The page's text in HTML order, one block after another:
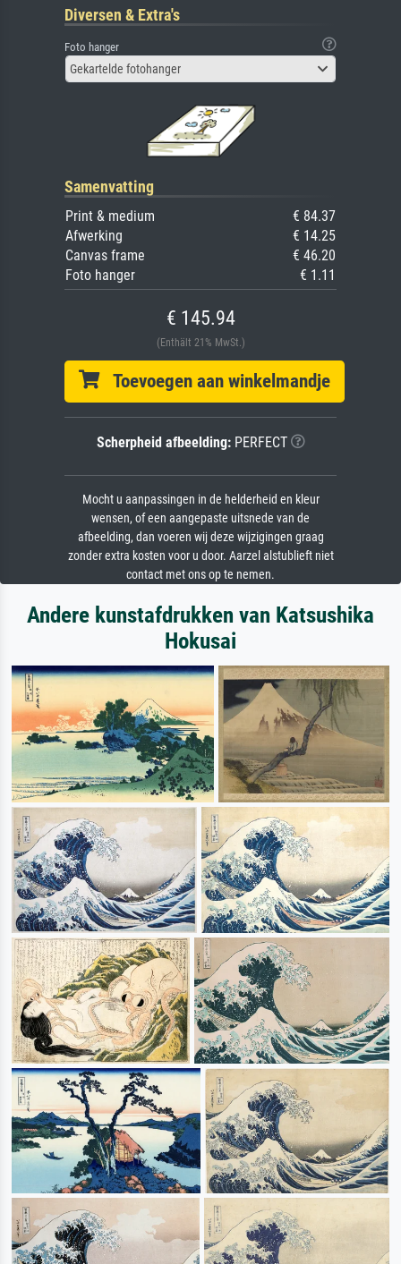
Diversen & Extra's
Foto hanger
Gekartelde fotohanger
Samenvatting
Print & medium
€ 84.37
Afwerking
€ 14.25
Canvas frame
€ 46.20
Foto hanger
€ 1.11
€ 145.94
(Enthält 21% MwSt.)
Toevoegen aan winkelmandje
Scherpheid afbeelding:PERFECT
Mocht u aanpassingen in de helderheid en kleur
wensen, of een aangepaste uitsnede van de
afbeelding, dan voeren wij deze wijzigingen graag
zonder extra kosten voor u door. Aarzel alstublieft niet
contact met ons op te nemen.
Andere kunstafdrukken van Katsushika
Hokusai